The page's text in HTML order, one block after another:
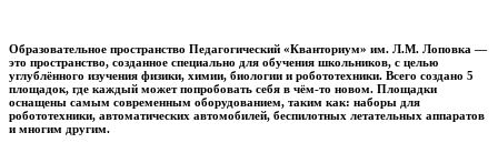
Образовательное пространство Педагогический «Кванториум» им. Л.М. Лоповка —
это пространство, созданное специально для обучения школьников, с целью
углублённого изучения физики, химии, биологии и робототехники. Всего создано 5
площадок, где каждый может попробовать себя в чём-то новом. Площадки
оснащены самым современным оборудованием, таким как: наборы для
робототехники, автоматических автомобилей, беспилотных летательных аппаратов
и многим другим.